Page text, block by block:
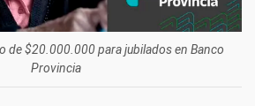
de $20.000.000 para jubilados en Banco
Provincia